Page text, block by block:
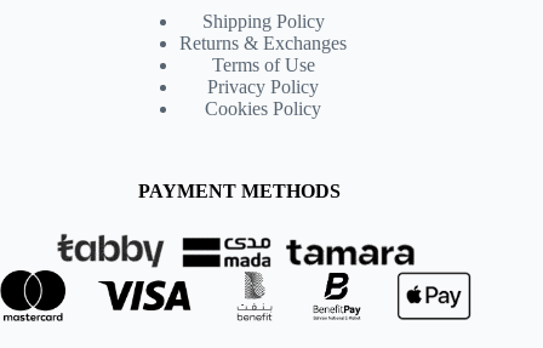
Shipping Policy
Returns & Exchanges
Terms of Use
Privacy Policy
Cookies Policy
PAYMENT METHODS